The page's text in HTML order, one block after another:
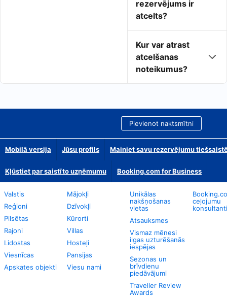
rezervējums ir
atcelts?
Kur var atrast
atcelšanas
noteikumus?
Pievienot naktsmītni
Mobilā versija Jūsu profils Mainiet savu rezervējumu
Kļūstiet par saistīto uzņēmumu Booking.com for Business
Valstis
Reģioni
Pilsētas
Rajoni
Lidostas
Viesnīcas
Apskates objekti
Mājokļi
Dzīvokļi
Kūrorti
Villas
Hosteļi
Pansijas
Viesu nami
Unikālas
nakšņošanas
vietas
Atsauksmes
Vismaz mēnesi
ilgas uzturēšanās
iespējas
Sezonas un
brīvdienu
piedāvājumi
Traveller Review
Awards
ceļojumu